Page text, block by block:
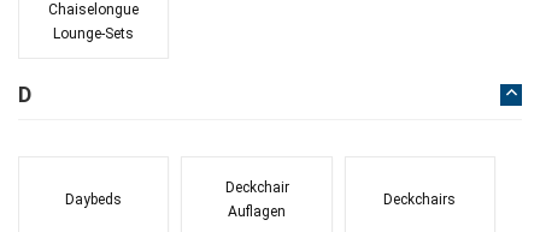
Chaiselongue
Lounge-Sets
D
Daybeds
Deckchair
Auflagen
Deckchairs